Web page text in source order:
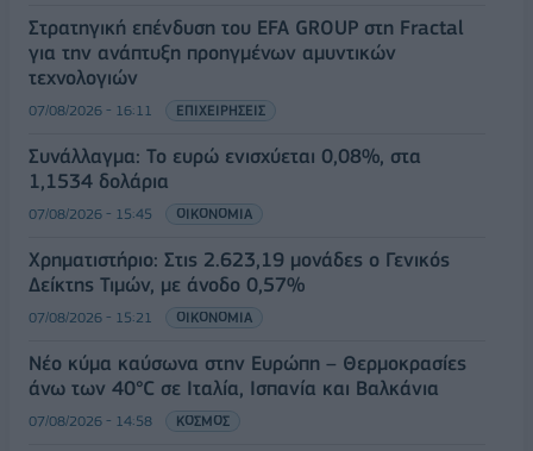
Στρατηγική επένδυση του EFA GROUP στη Fractal
για την ανάπτυξη προηγμένων αμυντικών
τεχνολογιών
07/08/2026 - 16:11 ΕΠΙΧΕΙΡΗΣΕΙΣ
Συνάλλαγμα: Το ευρώ ενισχύεται 0,08%, στα
1,1534 δολάρια
07/08/2026 - 15:45 ΟΙΚΟΝΟΜΙΑ
Χρηματιστήριο: Στις 2.623,19 μονάδες ο Γενικός
Δείκτης Τιμών, με άνοδο 0,57%
07/08/2026 - 15:21 ΟΙΚΟΝΟΜΙΑ
Νέο κύμα καύσωνα στην Ευρώπη – Θερμοκρασίες
άνω των 40°C σε Ιταλία, Ισπανία και Βαλκάνια
07/08/2026 - 14:58 ΚΟΣΜΟΣ